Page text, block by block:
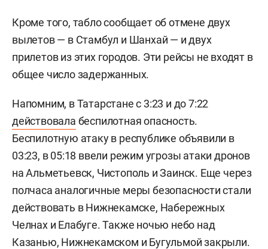
Кроме того, табло сообщает об отмене двух
вылетов — в Стамбул и Шанхай — и двух
прилетов из этих городов. Эти рейсы не входят в
общее число задержанных.
Напомним, в Татарстане с 3:23 и до 7:22
действовала беспилотная опасность.
Беспилотную атаку в республике объявили в
03:23, в 05:18 ввели режим угрозы атаки дронов
на Альметьевск, Чистополь и Заинск. Еще через
полчаса аналогичные меры безопасности стали
действовать в Нижнекамске, Набережных
Челнах и Елабуге. Также ночью небо над
Казанью, Нижнекамском и Бугульмой закрыли.